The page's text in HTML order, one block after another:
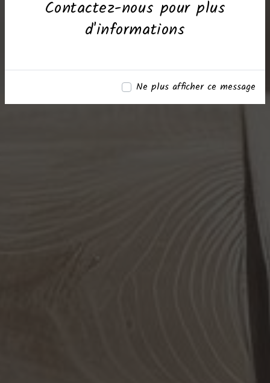
Contactez-nous pour plus
d'informations
Ne plus afficher ce message